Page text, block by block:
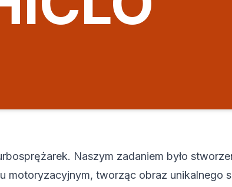
Naszym zadaniem było
motoryzacyjnym, tworząc obraz unikalnego